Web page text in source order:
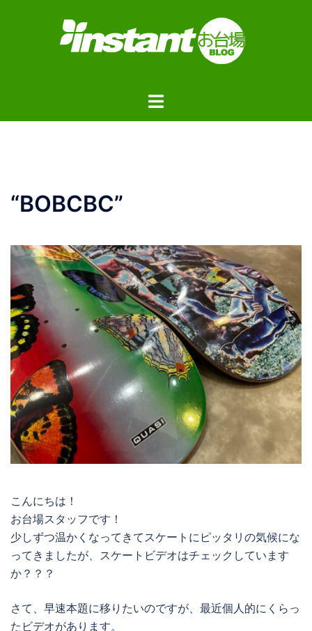
ト
“BOBCBC”
こんにちは！
お台場スタッフです！
少しずつ温かくなってきてスケートにピッタリの気候にな
ってきましたが、スケートビデオはチェックしています
か？？？
さて、早速本題に移りたいのですが、最近個人的にくらっ
たビデオがあります。